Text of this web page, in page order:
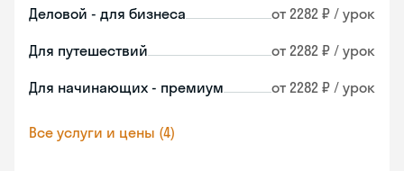
Деловой - для бизнеса от 2282 ₽ / урок
Для путешествий от 2282 ₽ / урок
Для начинающих - премиум от 2282 ₽ / урок
Все услуги и цены (4)